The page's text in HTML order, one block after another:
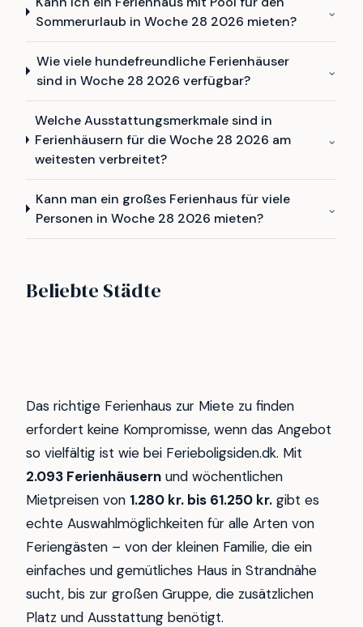
Sommerurlaub in Woche 28 2026 mieten?
⌄
Wie viele hundefreundliche Ferienhäuser
sind in Woche 28 2026 verfügbar?
⌄
Welche Ausstattungsmerkmale sind in
Ferienhäusern für die Woche 28 2026 am
weitesten verbreitet?
⌄
Kann man ein großes Ferienhaus für viele
Personen in Woche 28 2026 mieten?
⌄
Beliebte Städte
249
Gjellerodde
Henne strand
Das richtige Ferienhaus zur Miete zu finden
erfordert keine Kompromisse, wenn das Angebot
so vielfältig ist wie bei Ferieboligsiden.dk. Mit
2.093 Ferienhäusern und wöchentlichen
Mietpreisen von 1.280 kr. bis 61.250 kr. gibt es
echte Auswahlmöglichkeiten für alle Arten von
Feriengästen – von der kleinen Familie, die ein
einfaches und gemütliches Haus in Strandnähe
sucht, bis zur großen Gruppe, die zusätzlichen
Platz und Ausstattung benötigt.